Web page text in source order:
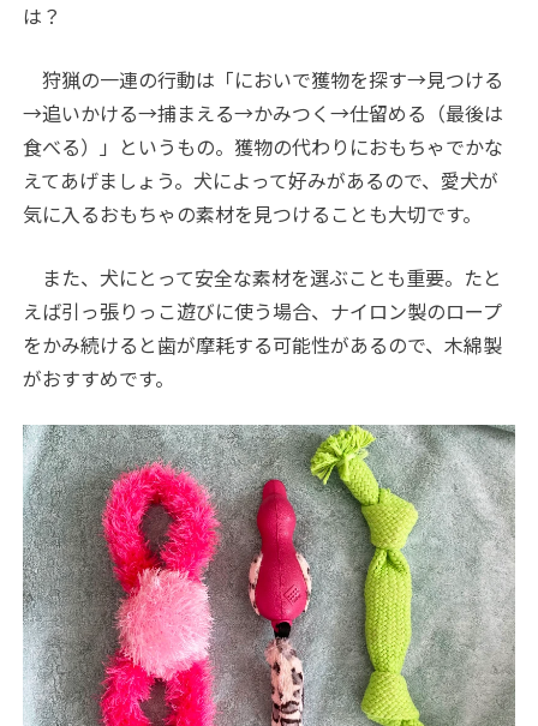
は？
狩猟の一連の行動は「においで獲物を探す→見つける
→追いかける→捕まえる→かみつく→仕留める（最後は
食べる）」というもの。獲物の代わりにおもちゃでかな
えてあげましょう。犬によって好みがあるので、愛犬が
気に入るおもちゃの素材を見つけることも大切です。
また、犬にとって安全な素材を選ぶことも重要。たと
えば引っ張りっこ遊びに使う場合、ナイロン製のロープ
をかみ続けると歯が摩耗する可能性があるので、木綿製
がおすすめです。